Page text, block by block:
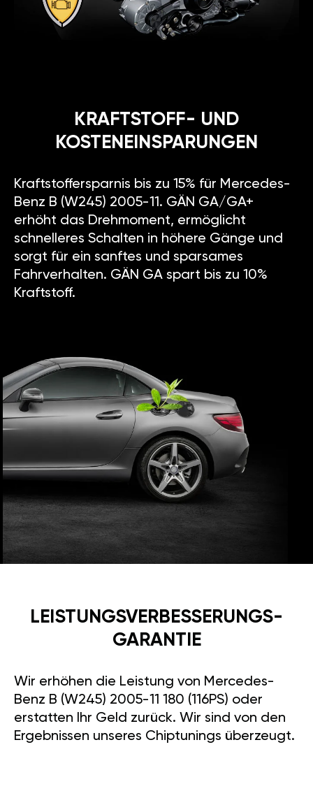
KRAFTSTOFF- UND
KOSTENEINSPARUNGEN
Kraftstoffersparnis bis zu 15% für Mercedes-
Benz B (W245) 2005-11. GÄN GA/GA+
erhöht das Drehmoment, ermöglicht
schnelleres Schalten in höhere Gänge und
sorgt für ein sanftes und sparsames
Fahrverhalten. GÄN GA spart bis zu 10%
Kraftstoff.
LEISTUNGSVERBESSE­RUNGS­
GARANTIE
Wir erhöhen die Leistung von Mercedes-
Benz B (W245) 2005-11 180 (116PS) oder
erstatten Ihr Geld zurück. Wir sind von den
Ergebnissen unseres Chiptunings überzeugt.